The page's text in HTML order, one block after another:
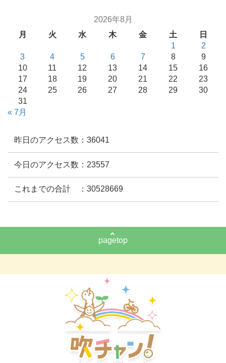
2026年8月
月
火 水 木 金 土
日
1
2
3
4 5 6 7 8
9
10
11 12 13 14 15
16
17
18 19 20 21 22
23
24
25 26 27 28 29
30
31
« 7月
昨日のアクセス数：36041
今日のアクセス数：23557
これまでの合計 ：30528669
pagetop